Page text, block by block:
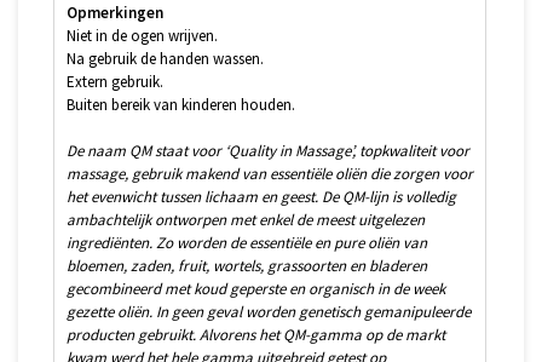
Opmerkingen
Niet in de ogen wrijven.
Na gebruik de handen wassen.
Extern gebruik.
Buiten bereik van kinderen houden.
De naam QM staat voor ‘Quality in Massage’, topkwaliteit voor
massage, gebruik makend van essentiële oliën die zorgen voor
het evenwicht tussen lichaam en geest. De QM-lijn is volledig
ambachtelijk ontworpen met enkel de meest uitgelezen
ingrediënten. Zo worden de essentiële en pure oliën van
bloemen, zaden, fruit, wortels, grassoorten en bladeren
gecombineerd met koud geperste en organisch in de week
gezette oliën. In geen geval worden genetisch gemanipuleerde
producten gebruikt. Alvorens het QM-gamma op de markt
kwam werd het hele gamma uitgebreid getest op